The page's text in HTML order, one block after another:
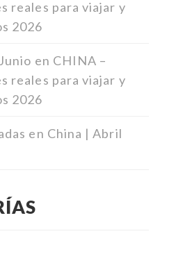
reales para viajar y
2026
en CHINA –
reales para viajar y
2026
en China | Abril